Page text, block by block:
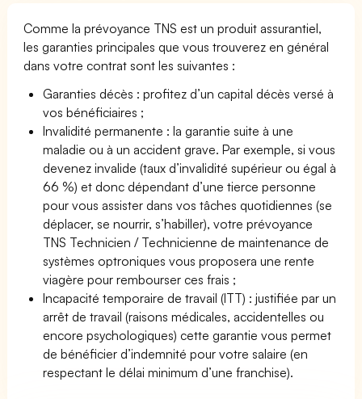
Comme la prévoyance TNS est un produit assurantiel,
les garanties principales que vous trouverez en général
dans votre contrat sont les suivantes :
Garanties décès : profitez d’un capital décès versé à
vos bénéficiaires ;
Invalidité permanente : la garantie suite à une
maladie ou à un accident grave. Par exemple, si vous
devenez invalide (taux d’invalidité supérieur ou égal à
66 %) et donc dépendant d’une tierce personne
pour vous assister dans vos tâches quotidiennes (se
déplacer, se nourrir, s’habiller), votre prévoyance
TNS Technicien / Technicienne de maintenance de
systèmes optroniques vous proposera une rente
viagère pour rembourser ces frais ;
Incapacité temporaire de travail (ITT) : justifiée par un
arrêt de travail (raisons médicales, accidentelles ou
encore psychologiques) cette garantie vous permet
de bénéficier d’indemnité pour votre salaire (en
respectant le délai minimum d’une franchise).